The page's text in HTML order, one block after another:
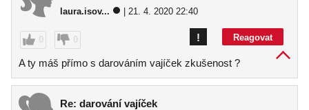
laura.isov... | 21. 4. 2020 22:40
0 0 Reagovat
!
A ty máš přímo s darováním vajíček zkušenost ?
Re: darování vajíček